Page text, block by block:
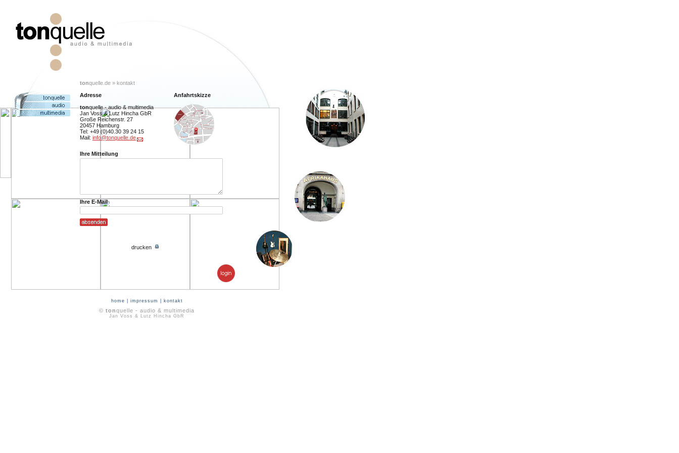
tonquelle.de » kontakt
Adresse
tonquelle - audio & multimedia
Jan Voss & Lutz Hincha GbR
Große Reichenstr. 27
20457 Hamburg
Tel: +49 (0)40.30 39 24 15
Mail: info@tonquelle.de
Anfahrtskizze
Ihre Mitteilung
Ihre E-Mail
drucken
home impressum kontakt
© tonquelle - audio & multimedia
Jan Voss & Lutz Hincha GbR